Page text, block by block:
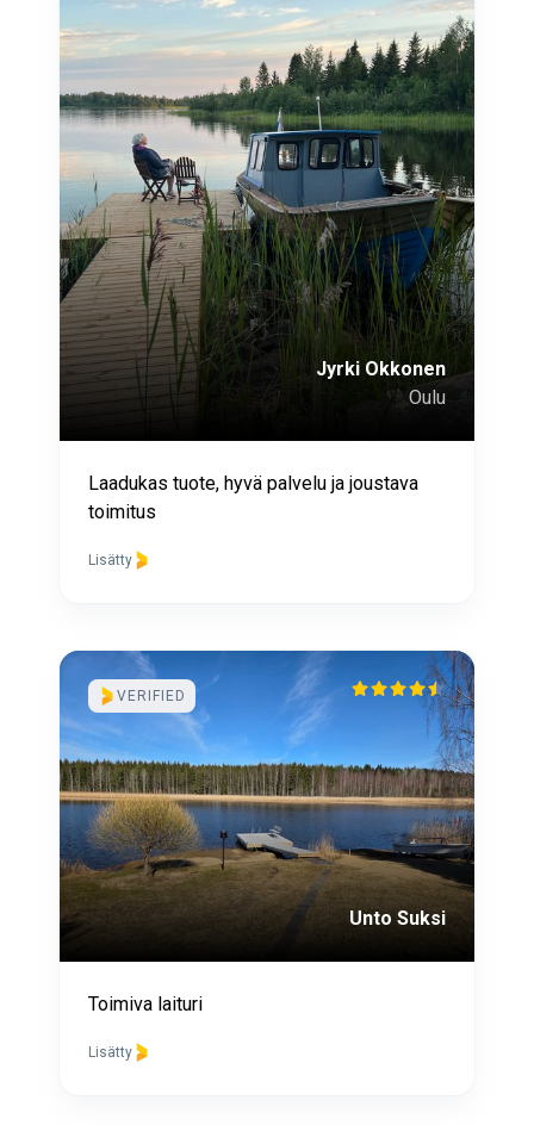
Jyrki Okkonen
Oulu
Laadukas tuote, hyvä palvelu ja joustava
toimitus
Lisätty
VERIFIED
Unto Suksi
Toimiva laituri
Lisätty